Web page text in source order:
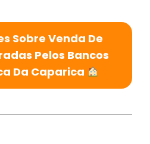
Sobre Venda De
Pelos Bancos
Da Caparica